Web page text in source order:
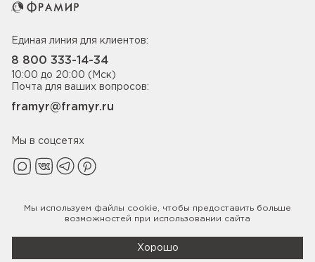
Единая линия для клиентов:
8 800 333-14-34
10:00 до 20:00 (Мск)
Почта для ваших вопросов:
framyr@framyr.ru
Мы в соцсетях
Политика конфиденциальности
Мы используем файлы cookie , чтобы предоставить больше
возможностей при использовании сайта
Хорошо